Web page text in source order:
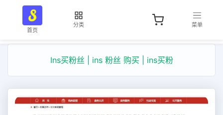
首页
分类 菜单
Ins买粉丝 | ins 粉丝 购买 | ins买粉